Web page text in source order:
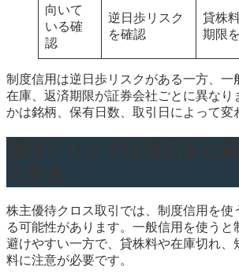
向いて
いる確
認
逆日歩リスク
を確認
貸株
期限
制度信用は逆日歩リスクがある一方、一
在庫、返済期限が証券会社ごとに異なり
かは銘柄、保有日数、取引日によって変
株主優待クロス取引では、制度信用を使
る可能性があります。一般信用を使うと
避けやすい一方で、貸株料や在庫切れ、
料に注意が必要です。